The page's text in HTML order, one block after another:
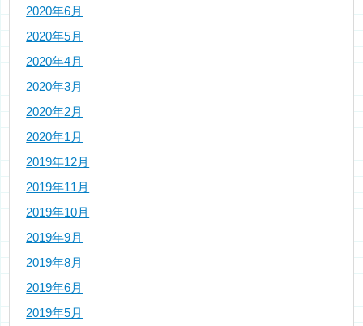
2020年6月
2020年5月
2020年4月
2020年3月
2020年2月
2020年1月
2019年12月
2019年11月
2019年10月
2019年9月
2019年8月
2019年6月
2019年5月